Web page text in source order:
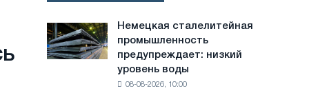
т
ь
я
Немецкая
сталелитейная
промышленность
предупреждает:
Немецкая сталелитейная
промышленность
предупреждает: низкий
уровень воды
08-08-2026, 10:00